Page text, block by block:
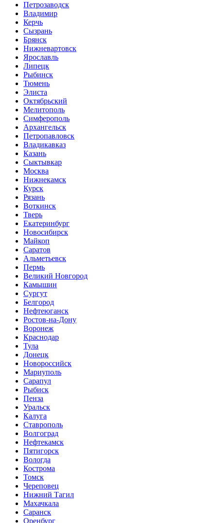
Петрозаводск
Владимир
Керчь
Сызрань
Брянск
Нижневартовск
Ярославль
Липецк
Рыбинск
Тюмень
Элиста
Октябрьский
Мелитополь
Симферополь
Архангельск
Петропавловск
Владикавказ
Казань
Сыктывкар
Москва
Нижнекамск
Курск
Рязань
Воткинск
Тверь
Екатеринбург
Новосибирск
Майкоп
Саратов
Альметьевск
Пермь
Великий Новгород
Камышин
Сургут
Белгород
Нефтеюганск
Ростов-на-Дону
Воронеж
Краснодар
Тула
Донецк
Новороссийск
Мариуполь
Сарапул
Рыбиск
Пенза
Уральск
Калуга
Ставрополь
Волгоград
Нефтекамск
Пятигорск
Вологда
Кострома
Томск
Череповец
Нижний Тагил
Махачкала
Саранск
Оренбург